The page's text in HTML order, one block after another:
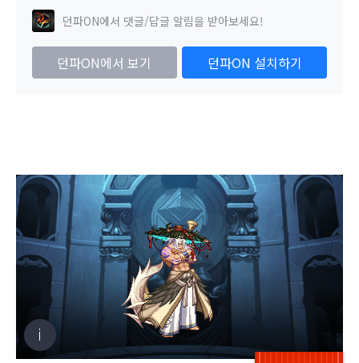
던파ON에서 댓글/답글 알림을 받아보세요!
던파ON에서 보기 던파ON 설치하기